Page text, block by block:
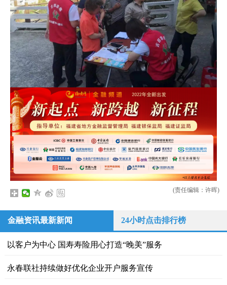
(责任编辑：许晖)
金融资讯最新新闻 24小时点击排行榜
以客户为中心 国寿寿险用心打造“晚美”服务
永春联社持续做好优化企业开户服务宣传